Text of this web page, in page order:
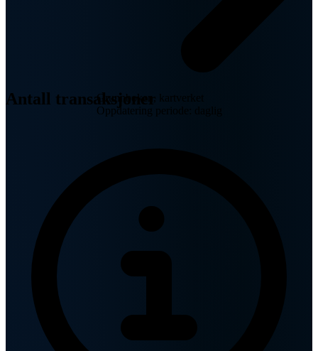
Antall transaksjoner
Grunnboken, kartverket
Oppdatering periode: daglig